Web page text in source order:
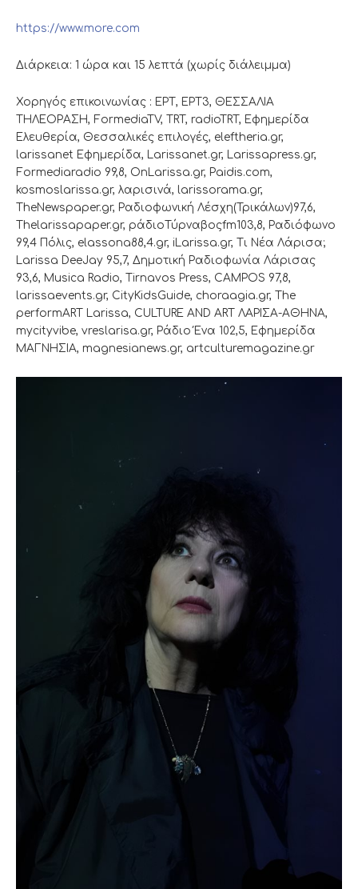
https://www.more.com
Διάρκεια: 1 ώρα και 15 λεπτά (χωρίς διάλειμμα)
Χορηγός επικοινωνίας : ΕΡΤ, ΕΡΤ3, ΘΕΣΣΑΛΙΑ
ΤΗΛΕΟΡΑΣΗ, FormediaTV, TRT, radioTRT, Εφημερίδα
Ελευθερία, Θεσσαλικές επιλογές, eleftheria.gr,
larissanet Εφημερίδα, Larissanet.gr, Larissapress.gr,
Formediaradio 99,8, OnLarissa.gr, Paidis.com,
kosmoslarissa.gr, λαρισινά, larissorama.gr,
TheNewspaper.gr, Ραδιοφωνική Λέσχη(Τρικάλων)97,6,
Thelarissapaper.gr, ράδιοΤύρναβοςfm103,8, Ραδιόφωνο
99,4 Πόλις, elassona88,4.gr, iLarissa.gr, Τι Νέα Λάρισα;
Larissa DeeJay 95,7, Δημοτική Ραδιοφωνία Λάρισας
93,6, Musica Radio, Tirnavos Press, CAMPOS 97,8,
larissaevents.gr, CityKidsGuide, choraagia.gr, The
performART Larissa, CULTURE AND ART ΛΑΡΙΣΑ-ΑΘΗΝΑ,
mycityvibe, vreslarisa.gr, Ράδιο Ένα 102,5, Εφημερίδα
ΜΑΓΝΗΣΙΑ, magnesianews.gr, artculturemagazine.gr